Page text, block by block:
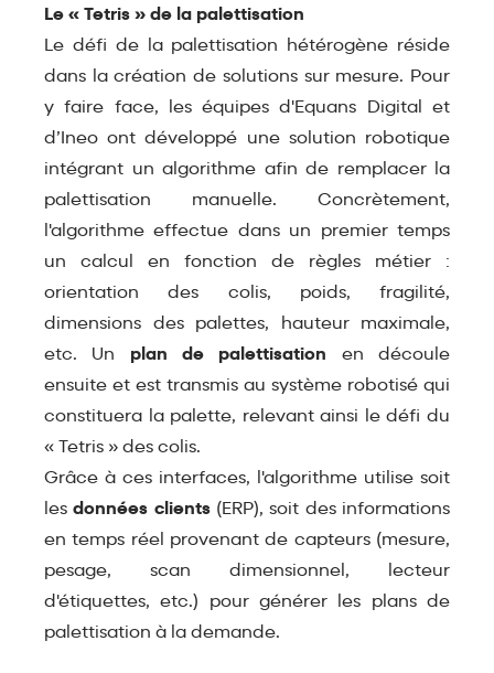
Le « Tetris » de la palettisation
Le défi de la palettisation hétérogène réside
dans la création de solutions sur mesure. Pour
y faire face, les équipes d'Equans Digital et
d’Ineo ont développé une solution robotique
intégrant un algorithme afin de remplacer la
palettisation manuelle. Concrètement,
l'algorithme effectue dans un premier temps
un calcul en fonction de règles métier :
orientation des colis, poids, fragilité,
dimensions des palettes, hauteur maximale,
etc. Un plan de palettisation en découle
ensuite et est transmis au système robotisé qui
constituera la palette, relevant ainsi le défi du
« Tetris » des colis.
Grâce à ces interfaces, l'algorithme utilise soit
lesdonnées clients(ERP), soit des informations
en temps réel provenant de capteurs (mesure,
pesage, scan dimensionnel, lecteur
d'étiquettes, etc.) pour générer les plans de
palettisation à la demande.